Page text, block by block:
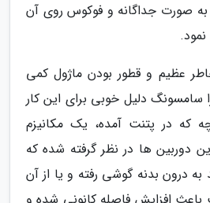
صورت جداگانه و فوکوس روی آن
عظیم و قطور بودن ماژول کمی
سامسونگ دلیل خوبی برای این کار
که در پتنت آمده، یک مکانیزم
دوربین ها در نظر گرفته شده که
درون بدنه گوشی رفته و یا از آن